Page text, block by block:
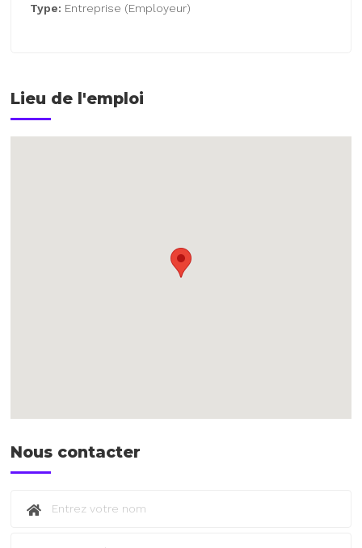
Type: Entreprise (Employeur)
Lieu de l'emploi
Nous contacter